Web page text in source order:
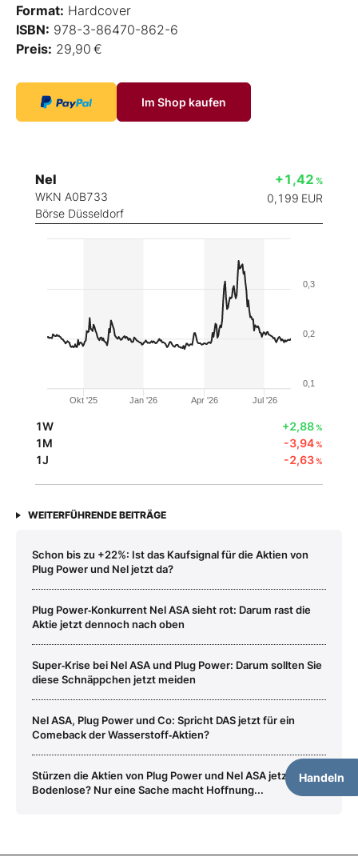
Format: Hardcover
ISBN: 978-3-86470-862-6
Preis: 29,90 €
Im Shop kaufen
Nel
WKN A0B733
Börse Düsseldorf
+1,42 %
0,199 EUR
Handeln
Okt '25 Jan '26 Apr '26 Jul '26
0,1
0,2
0,3
1W +2,88%
1M -3,94%
1J -2,63%
WEITERFÜHRENDE BEITRÄGE
Schon bis zu +22%: Ist das Kaufsignal für die Aktien von
Plug Power und Nel jetzt da?
Plug Power‑Konkurrent Nel ASA sieht rot: Darum rast die
Aktie jetzt dennoch nach oben
Super‑Krise bei Nel ASA und Plug Power: Darum sollten Sie
diese Schnäppchen jetzt meiden
Nel ASA, Plug Power und Co: Spricht DAS jetzt für ein
Comeback der Wasserstoff‑Aktien?
Stürzen die Aktien von Plug Power und Nel ASA jetzt ins
Bodenlose? Nur eine Sache macht Hoffnung...